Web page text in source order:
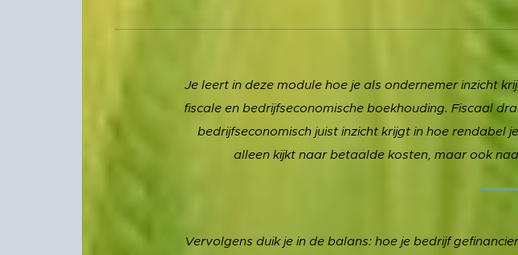
Je leert in deze module hoe je als ondernemer inzicht
fiscale en bedrijfseconomische boekhouding. Fiscaal
bedrijfseconomisch juist inzicht krijgt in hoe rendabel
alleen kijkt naar betaalde kosten, maar ook
Vervolgens duik je in de balans: hoe je bedrijf